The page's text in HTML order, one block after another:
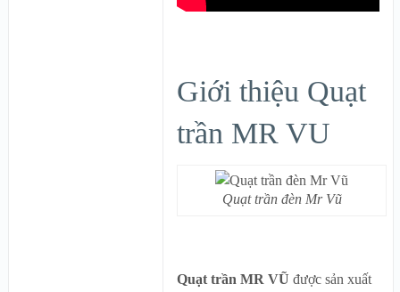
Giới thiệu Quạt
trần MR VU
Quạt trần đèn Mr Vũ
Quạt trần MR VŨ được sản xuất